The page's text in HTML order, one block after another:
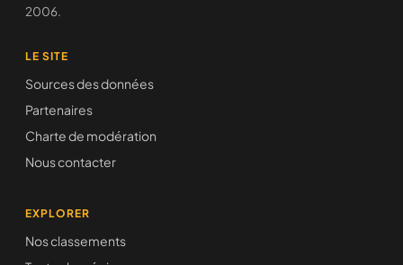
2006.
LE SITE
Sources des données
Partenaires
Charte de modération
Nous contacter
EXPLORER
Nos classements